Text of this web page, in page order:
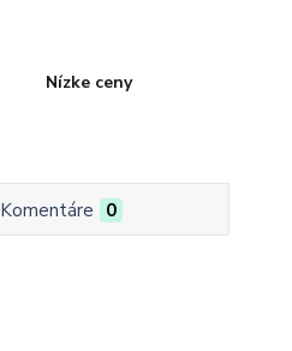
Nízke ceny
Komentáre 0